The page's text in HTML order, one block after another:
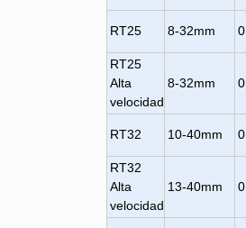
RT25 8-32mm
RT25
Alta
velocidad
8-32mm
RT32 10-40mm
RT32
Alta
velocidad
13-40mm